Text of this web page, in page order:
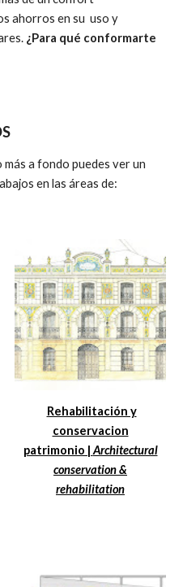
ahorros en su uso y
¿Para qué conformarte
a fondo puedes ver un
en las áreas de:
Rehabilitación y
conservacion
patrimonio | Architectural
conservation &
rehabilitation